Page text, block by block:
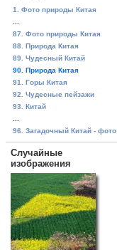
1. Фото природы Китая
87. Фото природы Китая
88. Природа Китая
89. Чудесный Китай
90. Природа Китая
91. Горы Китая
92. Чудесные пейзажи
93. Китай
96. Загадочный Китай - фото
Случайные
изображения